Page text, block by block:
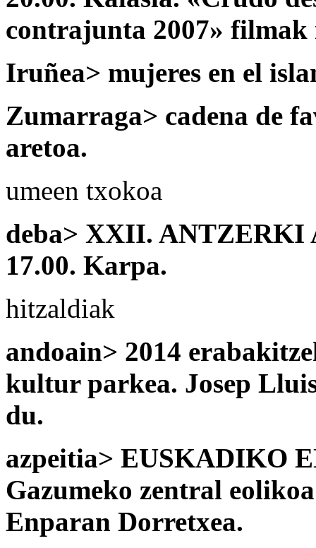
contrajunta 2007»
Iruñea> mujeres en el
Zumarraga> cadena de
aretoa.
umeen txokoa
deba> XXII. ANTZERKI
17.00. Karpa.
hitzaldiak
andoain> 2014
kultur parkea. Josep
du.
azpeitia> EUSKADIKO
Gazumeko zentral
Enparan Dorretxea.